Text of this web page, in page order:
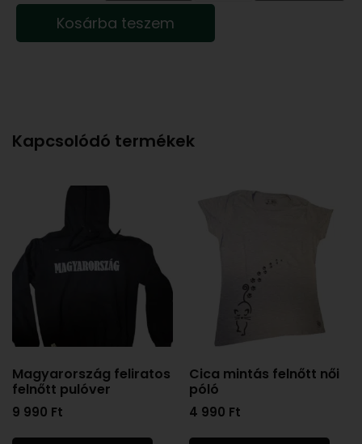
Kosárba teszem
Kapcsolódó termékek
Magyarország feliratos
felnőtt pulóver
9 990 Ft
Cica mintás felnőtt női
póló
4 990 Ft